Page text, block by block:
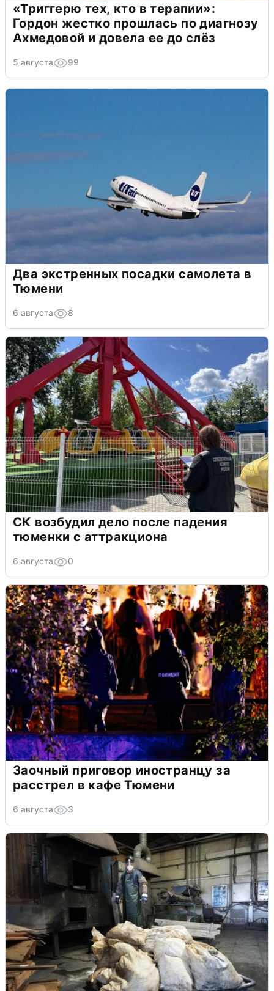
«Триггерю тех, кто в терапии»:
Гордон жестко прошлась по диагнозу
Ахмедовой и довела ее до слёз
5 августа 99
Два экстренных посадки самолета в
Тюмени
6 августа 8
СК возбудил дело после падения
тюменки с аттракциона
6 августа 0
Заочный приговор иностранцу за
расстрел в кафе Тюмени
6 августа 3